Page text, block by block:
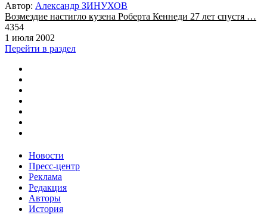
Автор: Александр ЗИНУХОВ
Возмездие настигло кузена Роберта Кеннеди 27 лет спустя …
4354
1 июля 2002
Перейти в раздел
Новости
Пресс-центр
Реклама
Редакция
Авторы
История